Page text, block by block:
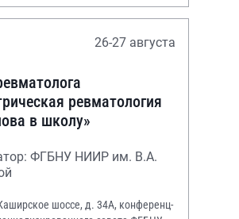
26-27 августа
ревматология
в школу»
ФГБНУ НИИР им. В.А.
шоссе, д. 34А, конференц-